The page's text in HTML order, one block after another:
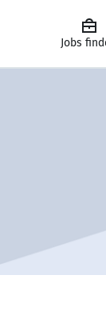
Jobs